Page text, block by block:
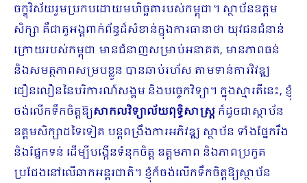
ចក្ខុវិស័យរួមប្រកប​ដោយ​មហិច្ឆតារបស់កម្ពុជា។ ស្ថាប័នឧត្តម
សិក្សា គឺជាតួអង្គពាក់ព័ន្ធដ៏សំខាន់ក្នុងការ​ធានា​ថា យុវជនជំនាន់
ក្រោយរបស់​កម្ពុជា​ មានជំនាញសម្រាប់​អនាគត, មាន​ភាពធន់
និងសមត្ថភាព​សម្របខ្លួន បានឆាប់រហ័ស​ តាមទាន់​ការវិវឌ្ឍ​
ជឿនលឿននៃបរិការណ៍សង្គម និងបច្ចេកវិទ្យា។ ក្នុងស្មារតីនេះ, ខ្ញុំ
ចង់​​លើកទឹកចិត្តឱ្យ​​សាកលវិទ្យាល័យ​ពុទ្ធិសាស្ត្រក៏ដូចជាស្ថាប័ន
ឧត្តម​សិក្សាដទៃទៀត បន្តពង្រឹងការអភិវឌ្ឍ ​ស្ថាប័ន​ ទាំងផ្នែករឹង
និងផ្នែកទន់ ដើម្បីបង្កើនទំនុកចិត្ត ​ឧត្តមភាព និងភាពប្រកួត
ប្រជែងនៅលើឆាកអន្តរជាតិ។ ខ្ញុំ​ក៏ចង់លើកទឹកចិត្ត​ឱ្យ​ស្ថាប័ន